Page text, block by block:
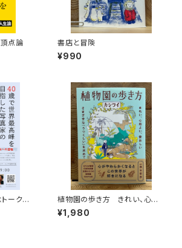
頂点論 書店と冒険
¥990
ークイ
植物園の歩き方 きれい、心地
よい、愛おしい さまざまな「うつ
くしい」を求めて
¥1,980